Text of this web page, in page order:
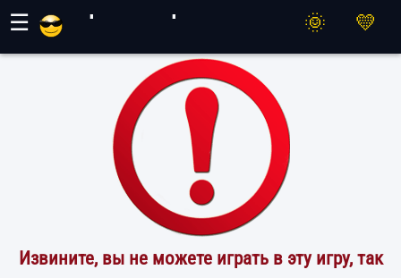
☰
Извините, вы не можете играть в эту игру, так